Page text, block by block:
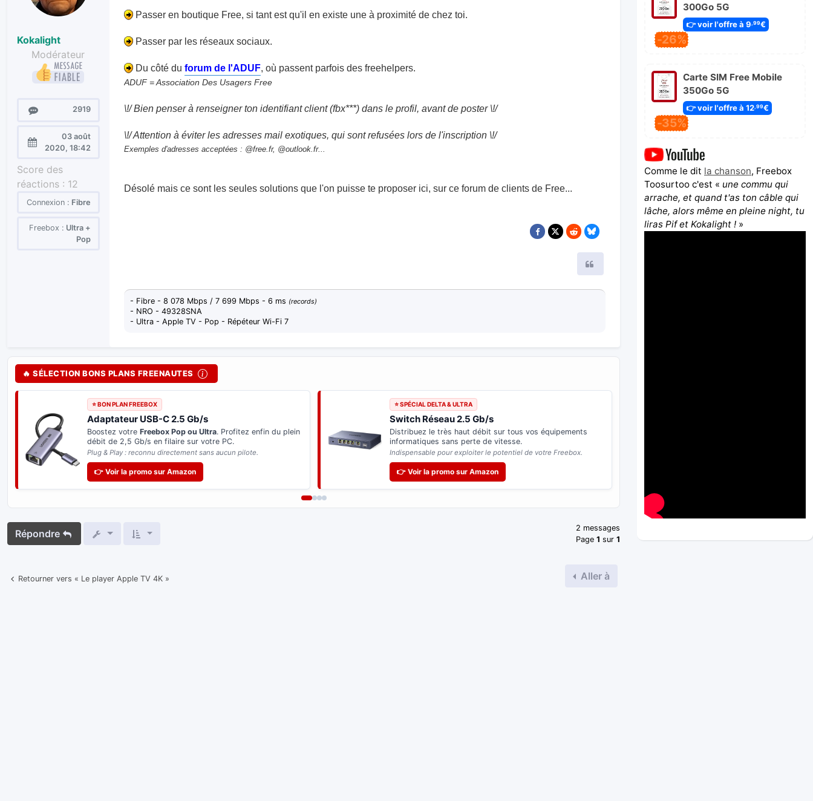
Kokalight
Modérateur
Messages 2919
Enregistré
03 août
2020, 18:42
Score des
réactions : 12
Connexion : Fibre
Freebox : Ultra +
Pop
Passer en boutique Free, si tant est qu'il en existe une à proximité de chez toi.
Passer par les réseaux sociaux.
Du côté du forum de l'ADUF, où passent parfois des freehelpers.
ADUF = Association Des Usagers Free
\!/ Bien penser à renseigner ton identifiant client (fbx***) dans le profil, avant de poster \!/
\!/ Attention à éviter les adresses mail exotiques, qui sont refusées lors de l'inscription \!/
Exemples d'adresses acceptées : @free.fr, @outlook.fr...
Désolé mais ce sont les seules solutions que l'on puisse te proposer ici, sur ce forum de clients de Free...
- Fibre - 8 078 Mbps / 7 699 Mbps - 6 ms (records)
- NRO - 49328SNA
- Ultra - Apple TV - Pop - Répéteur Wi-Fi 7
🔥 SÉLECTION BONS PLANS FREENAUTES
⭐ SPÉCIAL FREEBOX ULTRA
SSD NVMe Fanxiang (Haute Vitesse)
Ajoutez du stockage réseau ultra-rapide dans
l'emplacement dédié de votreFreebox Ultra
Idéal pour Freebox Files et la sauvegarde automatique de vos
photos.
👉 Voir la promo sur Amazon
⭐ SPÉCIAL FREEBOX DELTA
Disque Dur 2.5" Seagate BarraCuda
Stockez tous vos fichiers et multimédias directement dans
le serveur de votre Freebox Delta.
Format 7mm 100% compatible (jusqu'à 4 disques).
👉 Voir la promo sur Amazon
Répondre
2 messages
300Go 5G
👉 voir l'offre à 9 ,99€
-26%
Carte SIM Free Mobile
350Go 5G
👉 voir l'offre à 12,99€
-35%
Comme le dit la chanson, Freebox
Toosurtoo c'est « une commu qui
arrache, et quand t'as ton câble qui
lâche, alors même en pleine night, tu
liras Pif et Kokalight ! »